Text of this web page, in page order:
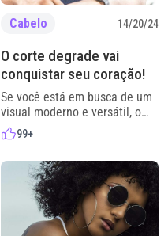
Cabelo 14/20/24
O corte degrade vai
conquistar seu coração!
Se você está em busca de um
visual moderno e versátil, o
corte degradê pode ser a
escolha perfeita para renovar
o seu estilo. Também
conhecido como “cabelo efeito
fade” ou até mesmo como
“corte disfarçado”, o corte de
cabelo degradê pode ser
chamado de “nova velha
99+